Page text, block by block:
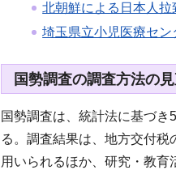
北朝鮮による日本人
埼玉県立小児医療セ
国勢調査の調査方法の
国勢調査は、統計法に基づ
る。調査結果は、地方交付
用いられるほか、研究・教育